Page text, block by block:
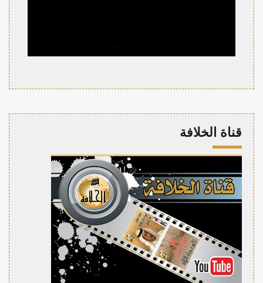
قناة الخلافة